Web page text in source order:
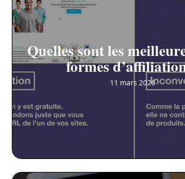
Quelles sont les
formes
11 mars 2026